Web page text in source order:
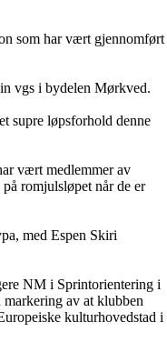
som har vært gjennomført
vgs i bydelen Mørkved.
supre løpsforhold denne
vært medlemmer av
romjulsløpet når de er
med Espen Skiri
NM i Sprintorientering i
markering av at klubben
kulturhovedstad i